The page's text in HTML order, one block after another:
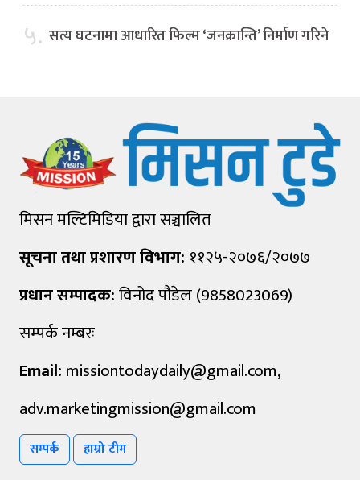
५. सत्य घटनामा आधारित फिल्म ‘जनक्रान्ति’ निर्माण गरिने
मिसन मल्टिमिडिया द्वारा सञ्चालित
सूचना तथा प्रशारण विभाग: ११२५-२०७६/२०७७
प्रधान सम्पादक:विनोद पौडेल (9858023069)
सम्पर्क नम्बरः
Email: missiontodaydaily@gmail.com,
adv.marketingmission@gmail.com
सम्पर्क हाम्रो टीम